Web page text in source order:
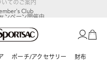
Club
ンペーン開催中
ポーチ/アクセサリー 財布